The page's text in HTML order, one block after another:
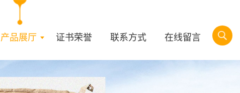
产品展厅 证书荣誉 联系方式 在线留言